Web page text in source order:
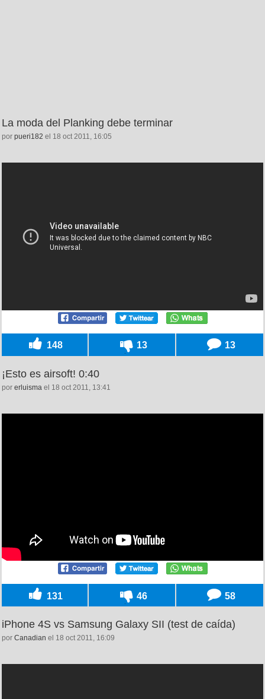
La moda del Planking debe terminar
por pueri182 el 18 oct 2011, 16:05
148 13 13
¡Esto es airsoft! 0:40
por erluisma el 18 oct 2011, 13:41
131 46 58
iPhone 4S vs Samsung Galaxy SII (test de caída)
por Canadian el 18 oct 2011, 16:09